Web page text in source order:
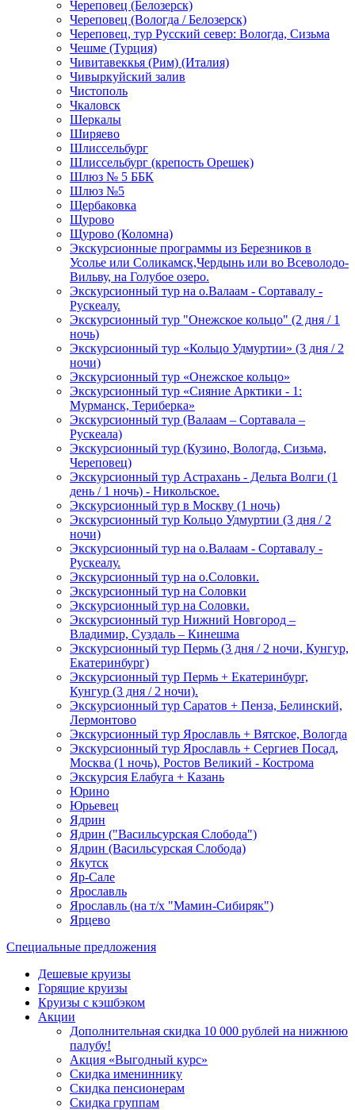
Череповец (Белозерск)
Череповец (Вологда / Белозерск)
Череповец, тур Русский север: Вологда, Сизьма
Чешме (Турция)
Чивитавеккья (Рим) (Италия)
Чивыркуйский залив
Чистополь
Чкаловск
Шеркалы
Ширяево
Шлиссельбург
Шлиссельбург (крепость Орешек)
Шлюз № 5 ББК
Шлюз №5
Щербаковка
Щурово
Щурово (Коломна)
Экскурсионные программы из Березников в
Усолье или Соликамск,Чердынь или во Всеволодо-
Вильву, на Голубое озеро.
Экскурсионный тур на о.Валаам - Сортавалу -
Рускеалу.
Экскурсионный тур "Онежское кольцо" (2 дня / 1
ночь)
Экскурсионный тур «Кольцо Удмуртии» (3 дня / 2
ночи)
Экскурсионный тур «Онежское кольцо»
Экскурсионный тур «Сияние Арктики - 1:
Мурманск, Териберка»
Экскурсионный тур (Валаам – Сортавала –
Рускеала)
Экскурсионный тур (Кузино, Вологда, Сизьма,
Череповец)
Экскурсионный тур Астрахань - Дельта Волги (1
день / 1 ночь) - Никольское.
Экскурсионный тур в Москву (1 ночь)
Экскурсионный тур Кольцо Удмуртии (3 дня / 2
ночи)
Экскурсионный тур на о.Валаам - Сортавалу -
Рускеалу.
Экскурсионный тур на о.Соловки.
Экскурсионный тур на Соловки
Экскурсионный тур на Соловки.
Экскурсионный тур Нижний Новгород –
Владимир, Суздаль – Кинешма
Экскурсионный тур Пермь (3 дня / 2 ночи, Кунгур,
Екатеринбург)
Экскурсионный тур Пермь + Екатеринбург,
Кунгур (3 дня / 2 ночи).
Экскурсионный тур Саратов + Пенза, Белинский,
Лермонтово
Экскурсионный тур Ярославль + Вятское, Вологда
Экскурсионный тур Ярославль + Сергиев Посад,
Москва (1 ночь), Ростов Великий - Кострома
Экскурсия Елабуга + Казань
Юрино
Юрьевец
Ядрин
Ядрин ("Васильсурская Слобода")
Ядрин (Васильсурская Слобода)
Якутск
Яр-Сале
Ярославль
Ярославль (на т/х "Мамин-Сибиряк")
Ярцево
Специальные предложения
Дешевые круизы
Горящие круизы
Круизы с кэшбэком
Акции
Дополнительная скидка 10 000 рублей на нижнюю
палубу!
Акция «Выгодный курс»
Скидка имениннику
Скидка пенсионерам
Скидка группам